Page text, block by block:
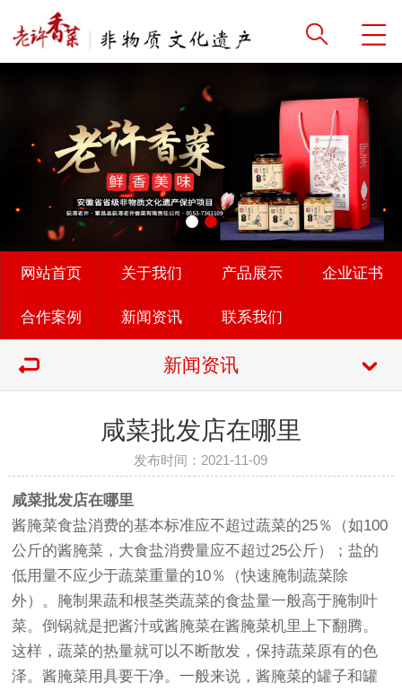
网站首页 关于我们 产品展示 企业证书
合作案例 新闻资讯 联系我们
新闻资讯
咸菜批发店在哪里
发布时间：2021-11-09
咸菜批发店在哪里
酱腌菜食盐消费的基本标准应不超过蔬菜的25％（如100
公斤的酱腌菜，大食盐消费量应不超过25公斤）；盐的
低用量不应少于蔬菜重量的10％（快速腌制蔬菜除
外）。腌制果蔬和根茎类蔬菜的食盐量一般高于腌制叶
菜。倒锅就是把酱汁或酱腌菜在酱腌菜机里上下翻腾。
这样，蔬菜的热量就可以不断散发，保持蔬菜原有的色
泽。酱腌菜用具要干净。一般来说，酱腌菜的罐子和罐